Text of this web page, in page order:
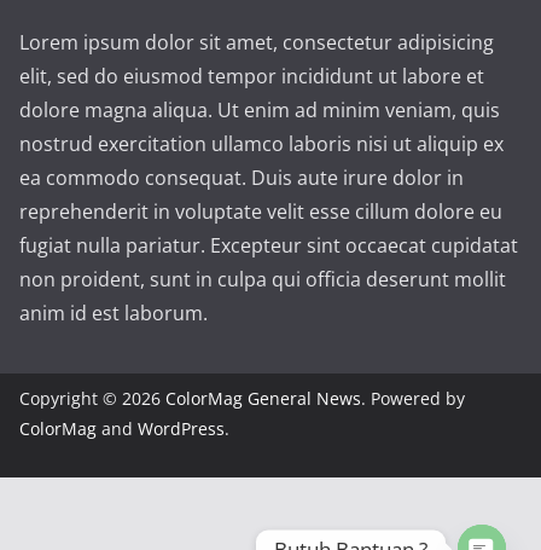
Lorem ipsum dolor sit amet, consectetur adipisicing
elit, sed do eiusmod tempor incididunt ut labore et
dolore magna aliqua. Ut enim ad minim veniam, quis
nostrud exercitation ullamco laboris nisi ut aliquip ex
ea commodo consequat. Duis aute irure dolor in
reprehenderit in voluptate velit esse cillum dolore eu
fugiat nulla pariatur. Excepteur sint occaecat cupidatat
non proident, sunt in culpa qui officia deserunt mollit
anim id est laborum.
Copyright © 2026 ColorMag General News. Powered by
ColorMag and WordPress.